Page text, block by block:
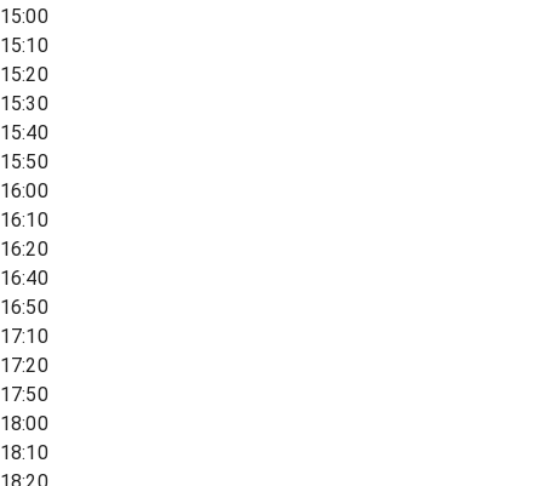
15:00
15:10
15:20
15:30
15:40
15:50
16:00
16:10
16:20
16:40
16:50
17:10
17:20
17:50
18:00
18:10
18:20